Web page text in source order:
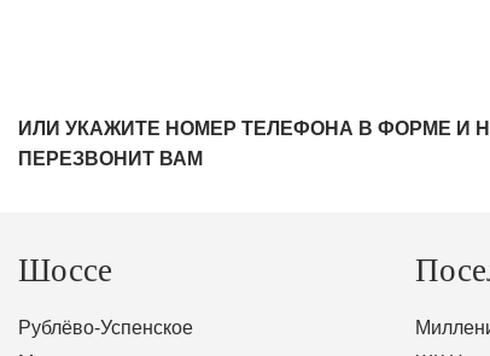
ИЛИ УКАЖИТЕ НОМЕР ТЕЛЕФОНА В ФОРМЕ И
ПЕРЕЗВОНИТ ВАМ
Шоссе
Рублёво-Успенское